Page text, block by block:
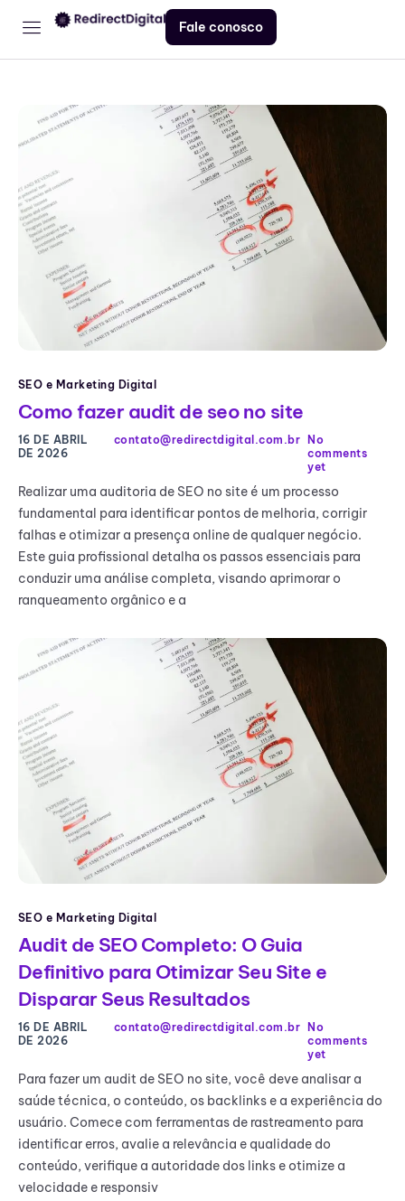
Contato
Blog
Fale conosco
SEO e Marketing Digital
Como fazer audit de seo no site
16 DE ABRIL
DE 2026
contato@redirectdigital.com.br
No
comments
yet
Realizar uma auditoria de SEO no site é um processo
fundamental para identificar pontos de melhoria, corrigir
falhas e otimizar a presença online de qualquer negócio.
Este guia profissional detalha os passos essenciais para
conduzir uma análise completa, visando aprimorar o
ranqueamento orgânico e a
SEO e Marketing Digital
Audit de SEO Completo: O Guia
Definitivo para Otimizar Seu Site e
Disparar Seus Resultados
16 DE ABRIL
DE 2026
contato@redirectdigital.com.br No
comments
yet
Para fazer um audit de SEO no site, você deve analisar a
saúde técnica, o conteúdo, os backlinks e a experiência do
usuário. Comece com ferramentas de rastreamento para
identificar erros, avalie a relevância e qualidade do
conteúdo, verifique a autoridade dos links e otimize a
velocidade e responsiv